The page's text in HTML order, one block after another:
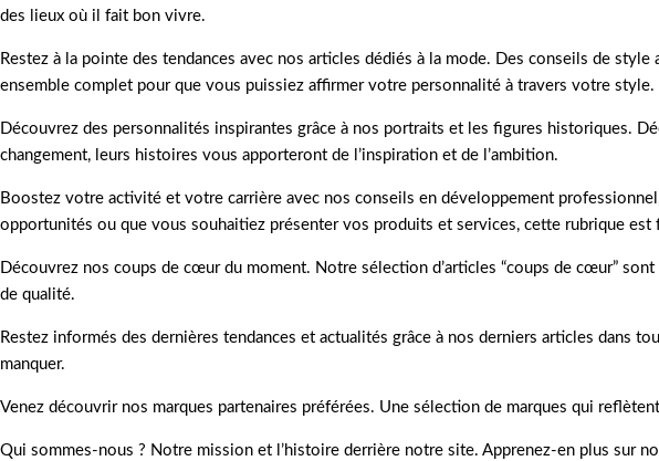
des lieux où il fait bon vivre.
Restez à la pointe des tendances avec nos articles dédiés à la mode. Des conseils de
ensemble complet pour que vous puissiez affirmer votre personnalité à travers votre style.
Découvrez des personnalités inspirantes grâce à nos portraits et les figures historiques.
changement, leurs histoires vous apporteront de l’inspiration et de l’ambition.
Boostez votre activité et votre carrière avec nos conseils en développement
opportunités ou que vous souhaitiez présenter vos produits et services, cette rubrique est
Découvrez nos coups de cœur du moment. Notre sélection d’articles “coups de cœur”
de qualité.
Restez informés des dernières tendances et actualités grâce à nos derniers articles dans
manquer.
Venez découvrir nos marques partenaires préférées. Une sélection de marques qui
Qui sommes-nous ? Notre mission et l’histoire derrière notre site. Apprenez-en plus sur